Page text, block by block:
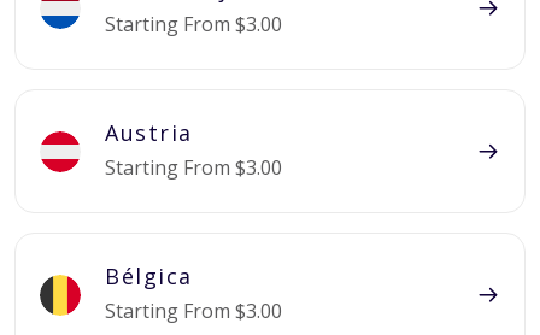
Starting From $3.00
Austria
Starting From $3.00
Bélgica
Starting From $3.00